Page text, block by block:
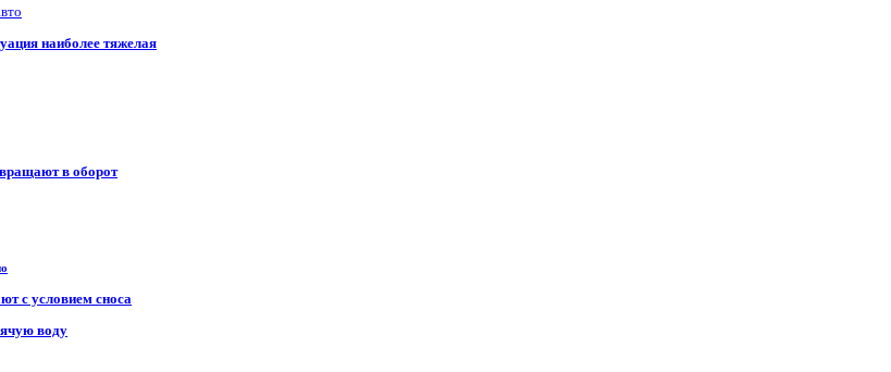
наиболее тяжелая
в оборот
с условием сноса
воду